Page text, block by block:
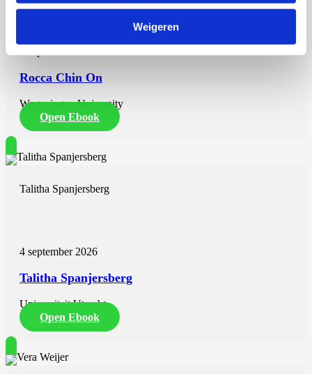
Weigeren
Rocca Chin On
Wageningen University
Open Ebook
Talitha Spanjersberg
4 september 2026
Talitha Spanjersberg
Universiteit Utrecht
Open Ebook